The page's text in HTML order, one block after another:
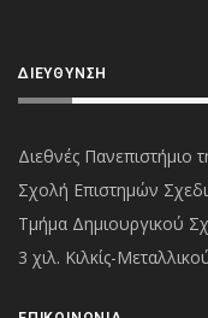
ΔΙΕΎΘΥΝΣΗ
Διεθνές Πανεπιστήμιο
Σχολή Επιστημών
Τμήμα Δημιουργικού
3 χιλ. Κιλκίς-